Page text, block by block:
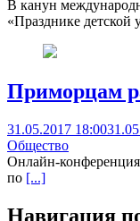
В канун
«Празднике детской
Приморцам
31.05.2017 18:00
Общество
Онлайн-
по [...]
Навигация